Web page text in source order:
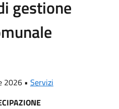
gestione
2026 • Servizi